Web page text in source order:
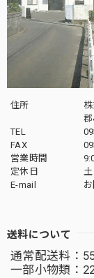
住所
TEL
FAX
営業時間
定休日
E-mail
送料について
通常配送料：
一部小物類：